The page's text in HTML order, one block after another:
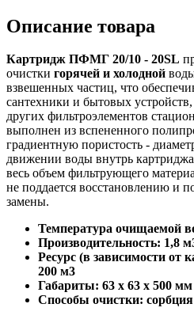
Описание товара
Картридж ПФМГ 20/10 - 20SL
очистки горячей и холодной
взвешенных частиц, что
сантехники и бытовых
других фильтроэлементов
выполнен из вспененного
градиентную пористость -
движении воды внутрь
весь объем фильтрующего
не поддается восстановлению и
замены.
Температура очищаемой
Производительность: 1,8
Ресурс (в зависимости от
200 м3
Габариты: 63 x 63 x 500 мм
Способы очистки: сорбция